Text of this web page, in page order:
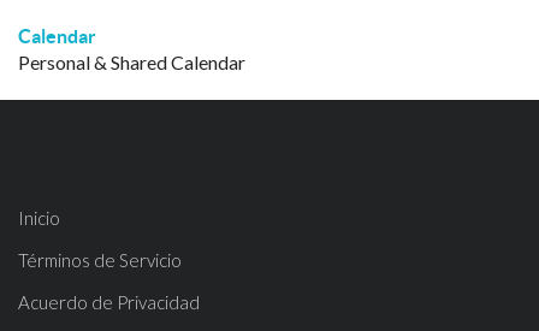
Calendar
Personal & Shared Calendar
Inicio
Términos de Servicio
Acuerdo de Privacidad